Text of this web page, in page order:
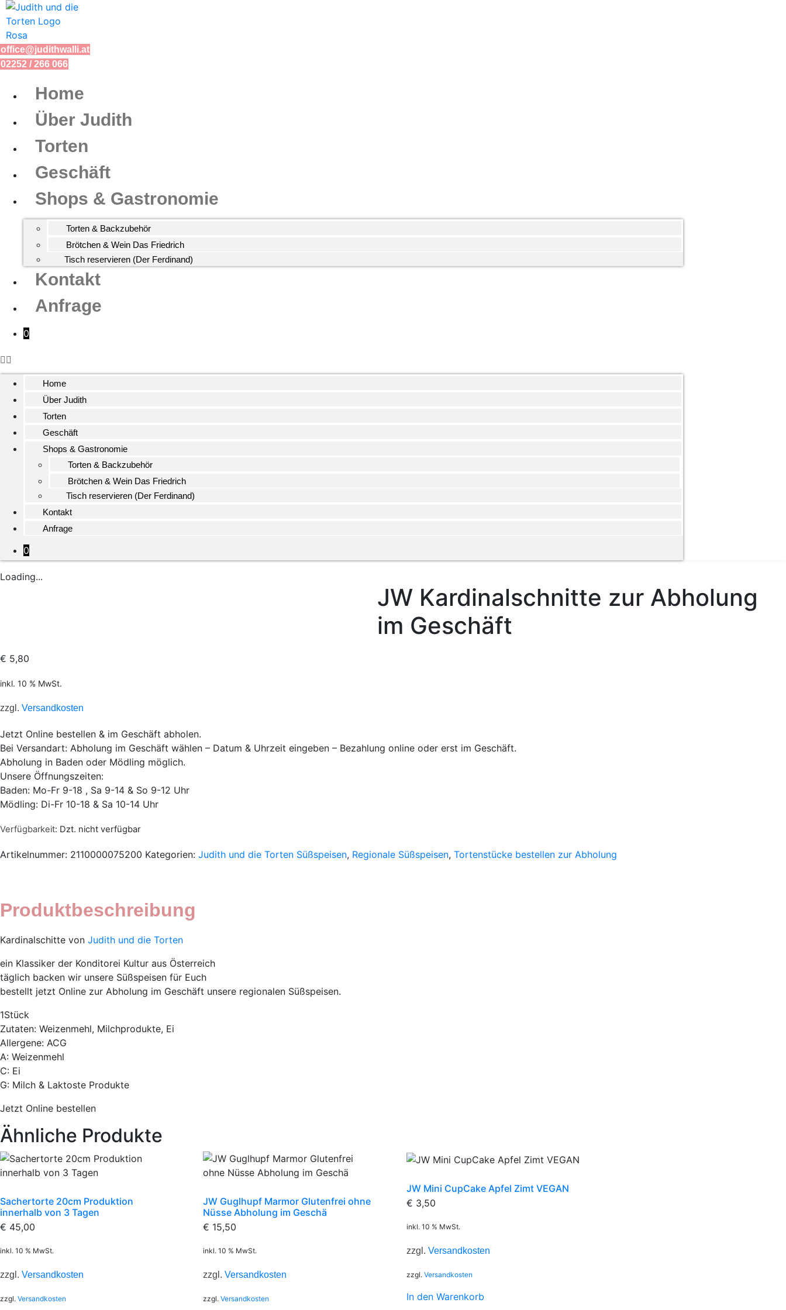
Zum
Inhalt
springen
office@judithwalli.at
02252 / 266 066
Home
Über Judith
Torten
Geschäft
Shops & Gastronomie
Torten & Backzubehör
Brötchen & Wein Das Friedrich
Tisch reservieren (Der Ferdinand)
Kontakt
Anfrage
0
Home
Über Judith
Torten
Geschäft
Shops & Gastronomie
Torten & Backzubehör
Brötchen & Wein Das Friedrich
Tisch reservieren (Der Ferdinand)
Kontakt
Anfrage
0
Loading...
JW Kardinalschnitte zur Abholung
im Geschäft
€ 5,80
inkl. 10 % MwSt.
zzgl. Versandkosten
Jetzt Online bestellen & im Geschäft abholen.
Bei Versandart: Abholung im Geschäft wählen – Datum & Uhrzeit eingeben – Bezahlung online oder erst im Geschäft.
Abholung in Baden oder Mödling möglich.
Unsere Öffnungszeiten:
Baden: Mo-Fr 9-18 , Sa 9-14 & So 9-12 Uhr
Mödling: Di-Fr 10-18 & Sa 10-14 Uhr
Verfügbarkeit: Dzt. nicht verfügbar
Artikelnummer: 2110000075200 Kategorien: Judith und die Torten Süßspeisen, Regionale Süßspeisen, Tortenstücke bestellen zur Abholung
Produktbeschreibung
Kardinalschitte von Judith und die Torten
ein Klassiker der Konditorei Kultur aus Österreich
täglich backen wir unsere Süßspeisen für Euch
bestellt jetzt Online zur Abholung im Geschäft unsere regionalen Süßspeisen.
1Stück
Zutaten: Weizenmehl, Milchprodukte, Ei
Allergene: ACG
A: Weizenmehl
C: Ei
G: Milch & Laktoste Produkte
Jetzt Online bestellen
Ähnliche Produkte
Sachertorte 20cm Produktion
innerhalb von 3 Tagen
€ 45,00
inkl. 10 % MwSt.
zzgl. Versandkosten
zzgl. Versandkosten
JW Guglhupf Marmor Glutenfrei ohne
Nüsse Abholung im Geschä
€ 15,50
inkl. 10 % MwSt.
zzgl.Versandkosten
zzgl.Versandkosten
JW Mini CupCake Apfel Zimt VEGAN
€ 3,50
inkl. 10 % MwSt.
zzgl. Versandkosten
zzgl. Versandkosten
In den Warenkorb